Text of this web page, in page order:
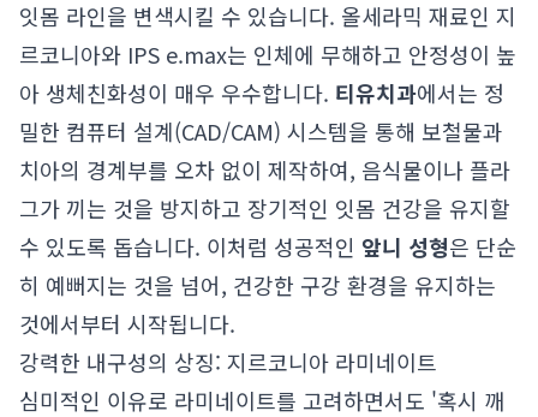
잇몸 라인을 변색시킬 수 있습니다. 올세라믹 재료인 지
르코니아와 IPS e.max는 인체에 무해하고 안정성이 높
아 생체친화성이 매우 우수합니다. 티유치과에서는 정
밀한 컴퓨터 설계(CAD/CAM) 시스템을 통해 보철물과
치아의 경계부를 오차 없이 제작하여, 음식물이나 플라
그가 끼는 것을 방지하고 장기적인 잇몸 건강을 유지할
수 있도록 돕습니다. 이처럼 성공적인 앞니 성형은 단순
히 예뻐지는 것을 넘어, 건강한 구강 환경을 유지하는
것에서부터 시작됩니다.
강력한 내구성의 상징: 지르코니아 라미네이트
심미적인 이유로 라미네이트를 고려하면서도 '혹시 깨